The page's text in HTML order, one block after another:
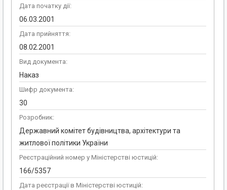
Дата початку дії:
06.03.2001
Дата прийняття:
08.02.2001
Вид документа:
Наказ
Шифр документа:
30
Розробник:
Державний комітет будівництва, архітектури та
житлової політики України
Реєстраційний номер у Міністерстві юстицій:
166/5357
Дата реєстрації в Міністерстві юстицій: